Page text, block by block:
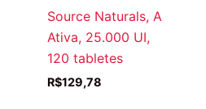
Source Naturals, A
Ativa, 25.000 UI,
120 tabletes
R$129,78